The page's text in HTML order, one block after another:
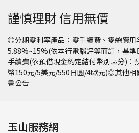
謹慎理財 信用無價
◎分期零利率產品：零手續費、零總費用
5.88%~15%(依本行電腦評等而訂，基
手續費(依預借現金約定結付幣別區分)：
幣150元/5美元/550日圓/4歐元)◎其他相
書公告
玉山服務網